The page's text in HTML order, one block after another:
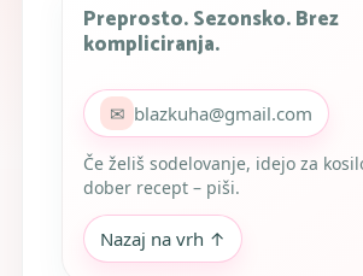
Preprosto. Sezonsko. Brez
kompliciranja.
✉ blazkuha@gmail.com
Če želiš sodelovanje, idejo za
dober recept – piši.
Nazaj na vrh ↑